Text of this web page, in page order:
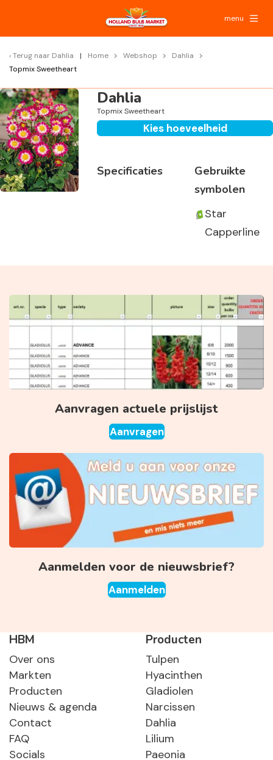
menu
Terug naar Dahlia Home Webshop
Dahlia
Topmix Sweetheart
Dahlia
Topmix Sweetheart
Kies hoeveelheid
Specificaties
Gebruikte
symbolen
Star
Capperline
Aanvragen actuele prijslijst
Aanvragen
Aanmelden voor de nieuwsbrief?
Aanmelden
HBM
Over ons
Markten
Producten
Nieuws & agenda
Contact
FAQ
Socials
Producten
Tulpen
Hyacinthen
Gladiolen
Narcissen
Dahlia
Lilium
Paeonia